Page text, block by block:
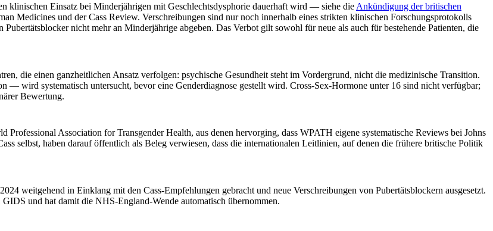
klinischen Einsatz bei Minderjährigen mit Geschlechtsdysphorie dauerhaft wird — siehe die Ankündigung der britischen
Medicines und der Cass Review. Verschreibungen sind nur noch innerhalb eines strikten klinischen Forschungsprotokolls
nicht mehr an Minderjährige abgeben. Das Verbot gilt sowohl für neue als auch für bestehende Patienten, die
die einen ganzheitlichen Ansatz verfolgen: psychische Gesundheit steht im Vordergrund, nicht die medizinische Transition.
wird systematisch untersucht, bevor eine Genderdiagnose gestellt wird. Cross-Sex-Hormone unter 16 sind nicht verfügbar;
Bewertung.
Professional Association for Transgender Health, aus denen hervorging, dass WPATH eigene systematische Reviews bei Johns
selbst, haben darauf öffentlich als Beleg verwiesen, dass die internationalen Leitlinien, auf denen die frühere britische Politik
weitgehend in Einklang mit den Cass-Empfehlungen gebracht und neue Verschreibungen von Pubertätsblockern ausgesetzt.
und hat damit die NHS-England-Wende automatisch übernommen.